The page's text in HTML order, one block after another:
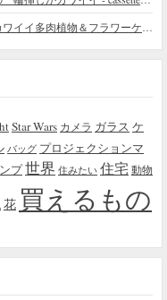
Star Wars カメラ ガラス ケ
バッグ プロジェクションマ
プ世界 住みたい 住宅 動物
花 買えるもの